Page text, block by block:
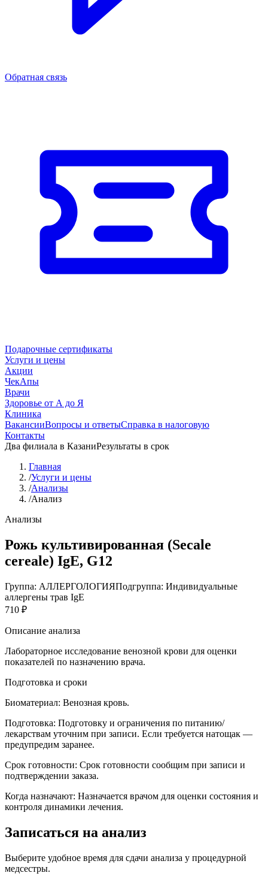
Обратная связь
Подарочные сертификаты
Услуги и цены
Акции
ЧекАпы
Врачи
Здоровье от А до Я
Клиника
ВакансииВопросы и ответыСправка в налоговую
Контакты
Два филиала в КазаниРезультаты в срок
Главная
/Услуги и цены
/Анализы
/Анализ
Анализы
Рожь культивированная (Secale
cereale) IgE, G12
Группа: АЛЛЕРГОЛОГИЯПодгруппа: Индивидуальные
аллергены трав IgE
710 ₽
Описание анализа
Лабораторное исследование венозной крови для оценки
показателей по назначению врача.
Подготовка и сроки
Биоматериал: Венозная кровь.
Подготовка: Подготовку и ограничения по питанию/
лекарствам уточним при записи. Если требуется натощак —
предупредим заранее.
Срок готовности: Срок готовности сообщим при записи и
подтверждении заказа.
Когда назначают: Назначается врачом для оценки состояния и
контроля динамики лечения.
Записаться на анализ
Выберите удобное время для сдачи анализа у процедурной
медсестры.